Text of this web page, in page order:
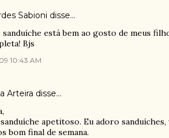
Sabioni disse…
sanduíche está bem ao gosto de meus
Bjs
10:43 AM
Arteira disse…
apetitoso. Eu adoro
bom final de semana.